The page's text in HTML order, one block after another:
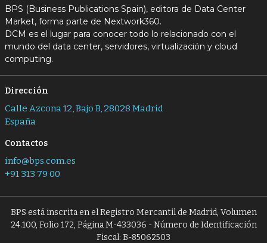
BPS (Business Publications Spain), editora de Data Center
Market, forma parte de Nextwork360.
DCM es el lugar para conocer todo lo relacionado con el
mundo del data center, servidores, virtualización y cloud
computing.
Dirección
Calle Azcona 12, Bajo B, 28028 Madrid
España
Contactos
info@bps.com.es
+91 313 79 00
BPS está inscrita en el Registro Mercantil de Madrid, Volumen
24.100, Folio 172, Página M-433036 - Número de Identificación
Fiscal: B-85062503